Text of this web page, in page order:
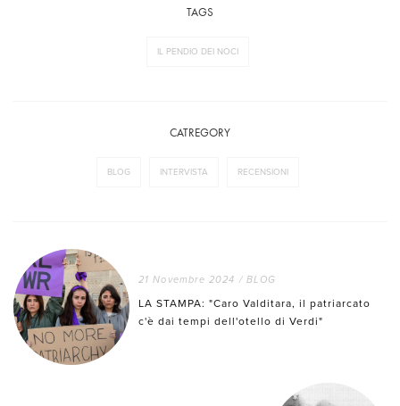
TAGS
IL PENDIO DEI NOCI
CATREGORY
BLOG INTERVISTA RECENSIONI
21 Novembre 2024 / BLOG
LA STAMPA: "Caro Valditara, il patriarcato
c'è dai tempi dell'otello di Verdi"